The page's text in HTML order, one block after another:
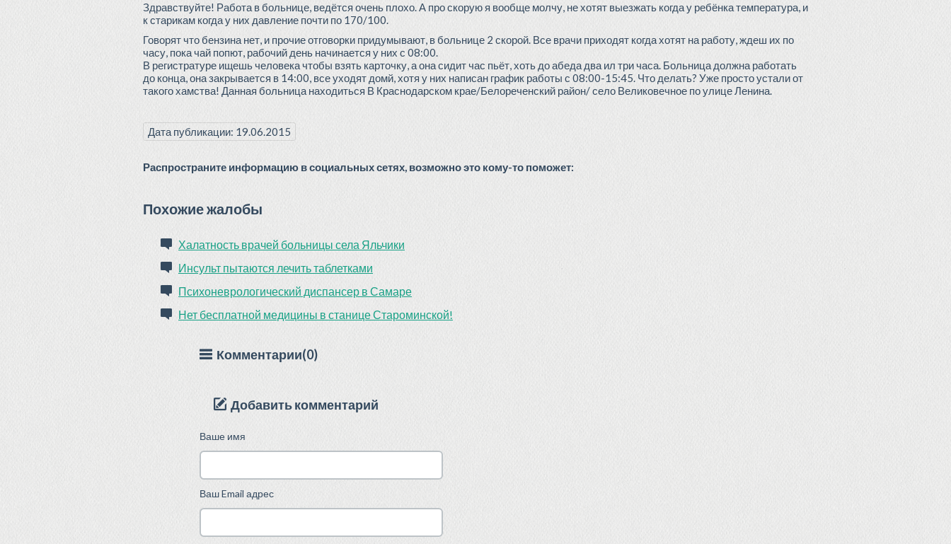
Здравствуйте! Работа в больнице, ведётся очень плохо. А про скорую я вообще молчу, не хотят выезжать когда у ребёнка температура, и
к старикам когда у них давление почти по 170/100.
Говорят что бензина нет, и прочие отговорки придумывают, в больнице 2 скорой. Все врачи приходят когда хотят на работу, ждеш их по
часу, пока чай попют, рабочий день начинается у них с 08:00.
В регистратуре ищешь человека чтобы взять карточку, а она сидит час пьёт, хоть до абеда два ил три часа. Больница должна работать
до конца, она закрывается в 14:00, все уходят домй, хотя у них написан график работы с 08:00-15:45. Что делать? Уже просто устали от
такого хамства! Данная больница находиться В Краснодарском крае/Белореченский район/ село Великовечное по улице Ленина.
Дата публикации: 19.06.2015
Распространите информацию в социальных сетях, возможно это кому-то поможет:
Похожие жалобы
Халатность врачей больницы села Яльчики
Инсульт пытаются лечить таблетками
Психоневрологический диспансер в Самаре
Нет бесплатной медицины в станице Староминской!
Комментарии(0)
Добавить комментарий
Ваше имя
Ваш Email адрес